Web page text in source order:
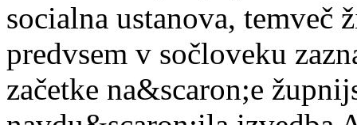
socialna ustanova,
predvsem v sočloveku
začetke na&scaron;e